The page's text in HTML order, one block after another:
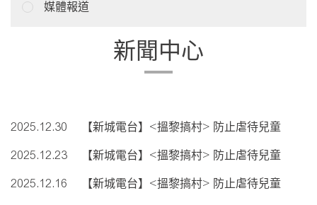
媒體報道
新聞中心
2025.12.30 【新城電台】<搵黎搞村> 防止虐待兒童
2025.12.23 【新城電台】<搵黎搞村> 防止虐待兒童
2025.12.16 【新城電台】<搵黎搞村> 防止虐待兒童